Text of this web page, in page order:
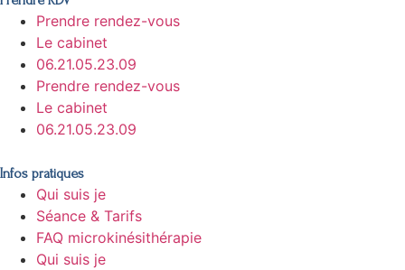
Prendre rendez-vous
Le cabinet
06.21.05.23.09
Prendre rendez-vous
Le cabinet
06.21.05.23.09
Infos pratiques
Qui suis je
Séance & Tarifs
FAQ microkinésithérapie
Qui suis je